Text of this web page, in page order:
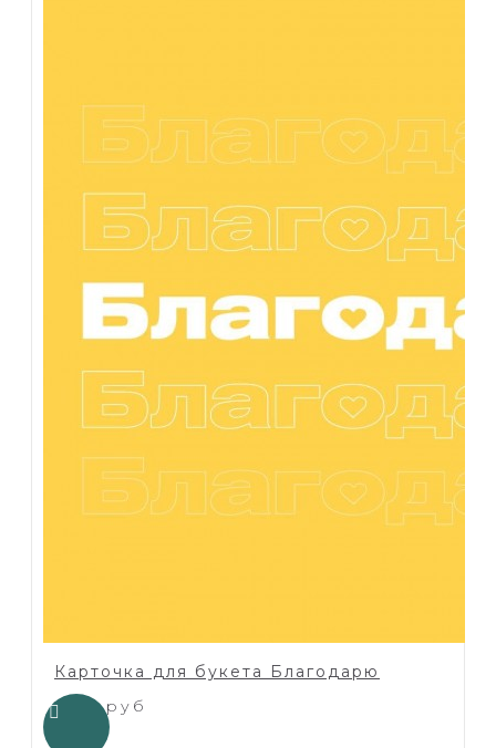
Карточка для букета Благодарю
1.00 руб